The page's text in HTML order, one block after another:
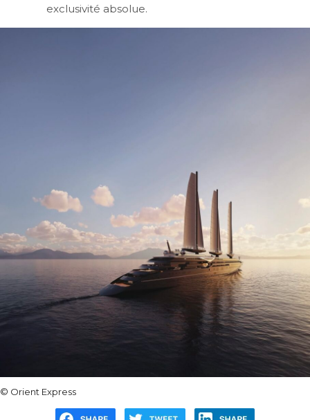
exclusivité absolue.
© Orient Express